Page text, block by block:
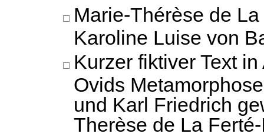
Marie-Thérèse de
Karoline Luise von
Kurzer fiktiver Text
Ovids
und Karl Friedrich
Therèse de La